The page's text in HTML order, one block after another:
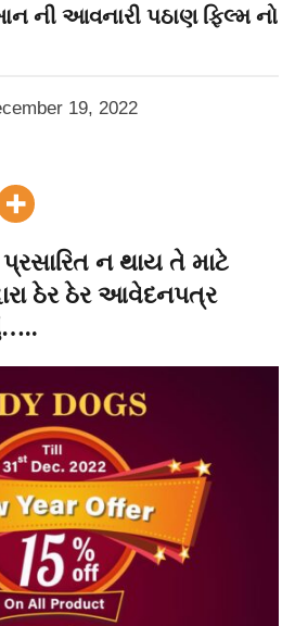
ની આવનારી પઠાણ ફિલ્મ નો
19, 2022
ન થાય તે માટે
ઠેર ઠેર આવેદનપત્ર